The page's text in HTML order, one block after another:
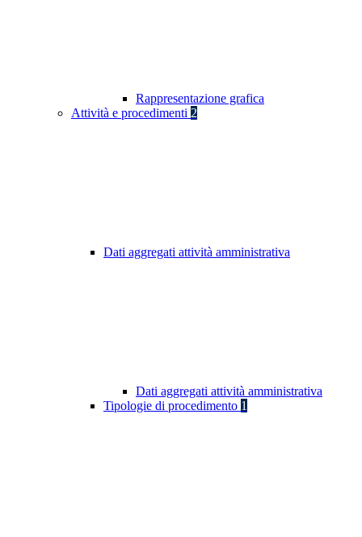
Rappresentazione grafica
Attività e procedimenti 2
Dati aggregati attività amministrativa
Dati aggregati attività amministrativa
Tipologie di procedimento 1